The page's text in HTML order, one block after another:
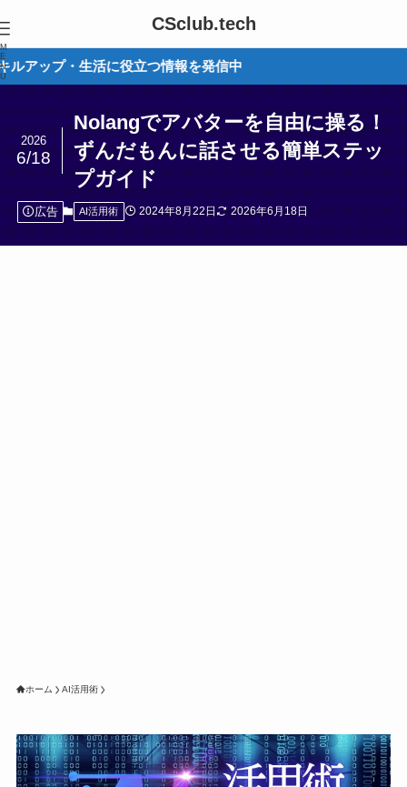
CSclub.tech
M
E
N
U
に役立つ情報を発信中
Nolangでアバターを自由に操る！
ずんだもんに話させる簡単ステッ
プガイド
2026
6/18
広告 AI活用術 2024年8月22日 2026年6月18日
ホーム AI活用術